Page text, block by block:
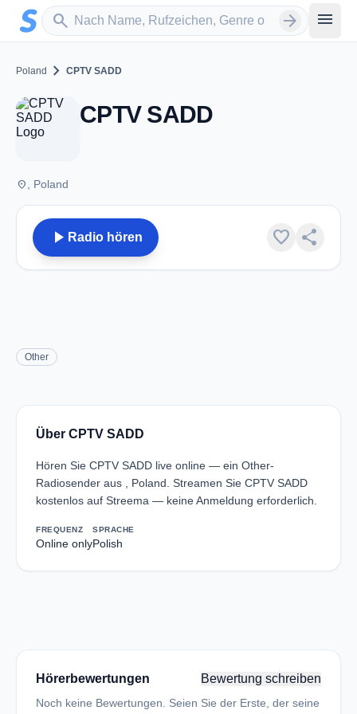
Zum Hauptinhalt springen
search
Sender suchen arrow_forward menu
Poland chevron_right CPTV SADD
CPTV SADD
place , Poland
play_arrow Radio hören favorite share
Other
Über CPTV SADD
Hören Sie CPTV SADD live online — ein Other-
Radiosender aus , Poland. Streamen Sie CPTV SADD
kostenlos auf Streema — keine Anmeldung erforderlich.
FREQUENZ
Online only
SPRACHE
Polish
Hörerbewertungen Bewertung schreiben
Noch keine Bewertungen. Seien Sie der Erste, der seine